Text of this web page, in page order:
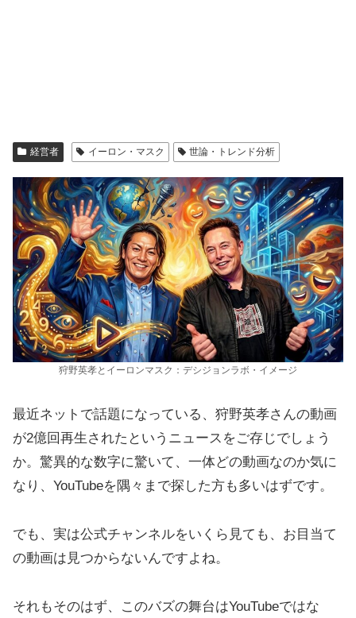
経営者 イーロン・マスク 世論・トレンド分析
狩野英孝とイーロンマスク：デシジョンラボ・イメージ
最近ネットで話題になっている、狩野英孝さんの動画
が2億回再生されたというニュースをご存じでしょう
か。驚異的な数字に驚いて、一体どの動画なのか気に
なり、YouTubeを隅々まで探した方も多いはずです。
でも、実は公式チャンネルをいくら見ても、お目当て
の動画は見つからないんですよね。
それもそのはず、このバズの舞台はYouTubeではな